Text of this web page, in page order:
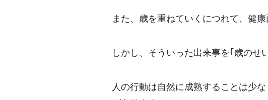
また、歳を重ねていくにつれて、健
しかし、そういった出来事を｢歳のせ
人の行動は自然に成熟することは少